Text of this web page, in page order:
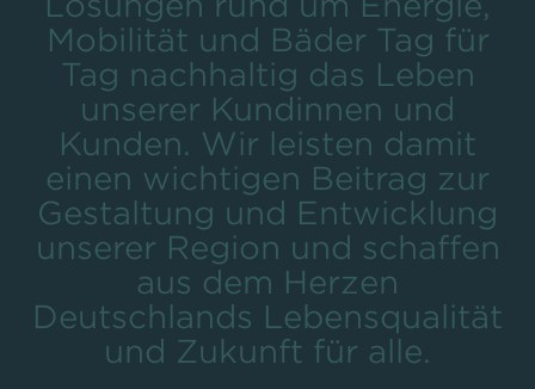
Mobilität und Bäder Tag für
Tag nachhaltig das Leben
unserer Kundinnen und
Kunden. Wir leisten damit
einen wichtigen Beitrag zur
Gestaltung und Entwicklung
unserer Region und schaﬀen
aus dem Herzen
Deutschlands Lebensqualität
und Zukunft für alle.